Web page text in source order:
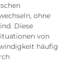
ohne
Diese
von
häufig